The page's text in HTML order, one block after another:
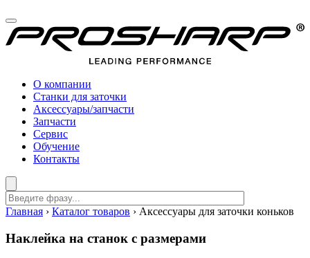
О компании
Станки для заточки
Аксессуары/запчасти
Запчасти
Сервис
Обучение
Контакты
Главная › Каталог товаров › Аксессуары для заточки коньков
Наклейка на станок с размерами